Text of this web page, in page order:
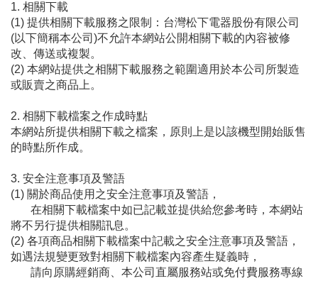
1. 相關下載
(1) 提供相關下載服務之限制：台灣松下電器股份有限公司
(以下簡稱本公司)不允許本網站公開相關下載的內容被修
改、傳送或複製。
(2) 本網站提供之相關下載服務之範圍適用於本公司所製造
或販賣之商品上。
2. 相關下載檔案之作成時點
本網站所提供相關下載之檔案，原則上是以該機型開始販售
的時點所作成。
3. 安全注意事項及警語
(1) 關於商品使用之安全注意事項及警語，
在相關下載檔案中如已記載並提供給您參考時，本網站
將不另行提供相關訊息。
(2) 各項商品相關下載檔案中記載之安全注意事項及警語，
如遇法規變更致對相關下載檔案內容產生疑義時，
請向原購經銷商、本公司直屬服務站或免付費服務專線